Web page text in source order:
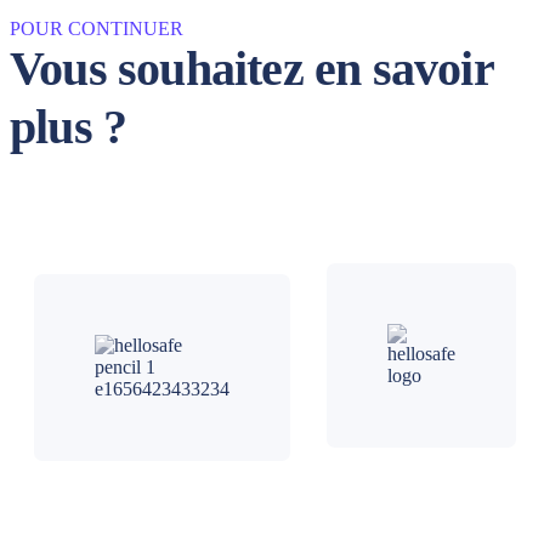
POUR CONTINUER
Vous souhaitez en savoir
plus ?